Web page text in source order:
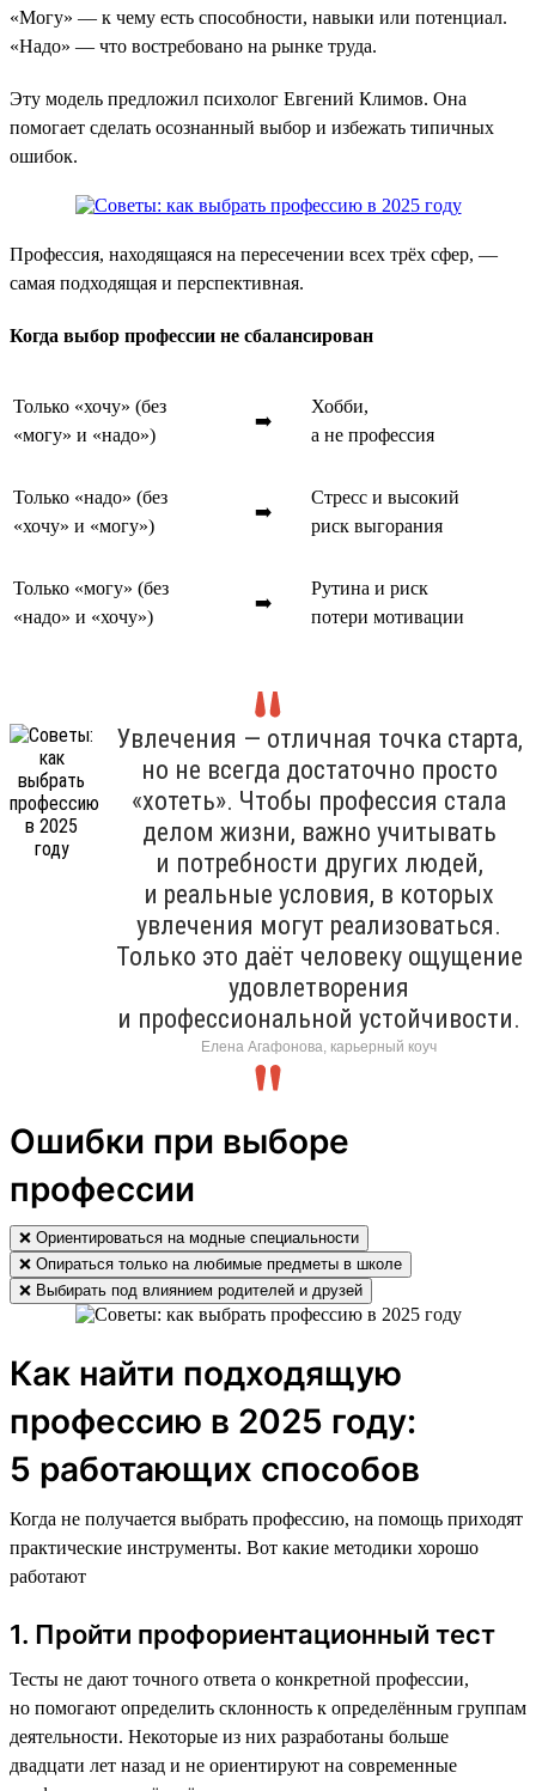
«Могу» — к чему есть способности, навыки или потенциал.
«Надо» — что востребовано на рынке труда.
Эту модель предложил психолог Евгений Климов. Она
помогает сделать осознанный выбор и избежать типичных
ошибок.
Профессия, находящаяся на пересечении всех трёх сфер, —
самая подходящая и перспективная.
Когда выбор профессии не сбалансирован
Только «хочу» (без
«могу» и «надо»)
➡️
Хобби,
а не профессия
Только «надо» (без
«хочу» и «могу»)
➡️
Стресс и высокий
риск выгорания
Только «могу» (без
«надо» и «хочу»)
➡️
Рутина и риск
потери мотивации
Увлечения — отличная точка старта,
но не всегда достаточно просто
«хотеть». Чтобы профессия стала
делом жизни, важно учитывать
и потребности других людей,
и реальные условия, в которых
увлечения могут реализоваться.
Только это даёт человеку ощущение
удовлетворения
и профессиональной устойчивости.
Елена Агафонова, карьерный коуч
Ошибки при выборе
профессии
❌ Ориентироваться на модные специальности
❌ Опираться только на любимые предметы в школе
❌ Выбирать под влиянием родителей и друзей
Как найти подходящую
профессию в 2025 году:
5 работающих способов
Когда не получается выбрать профессию, на помощь приходят
практические инструменты. Вот какие методики хорошо
работают
1. Пройти профориентационный тест
Тесты не дают точного ответа о конкретной профессии,
но помогают определить склонность к определённым группам
деятельности. Некоторые из них разработаны больше
двадцати лет назад и не ориентируют на современные